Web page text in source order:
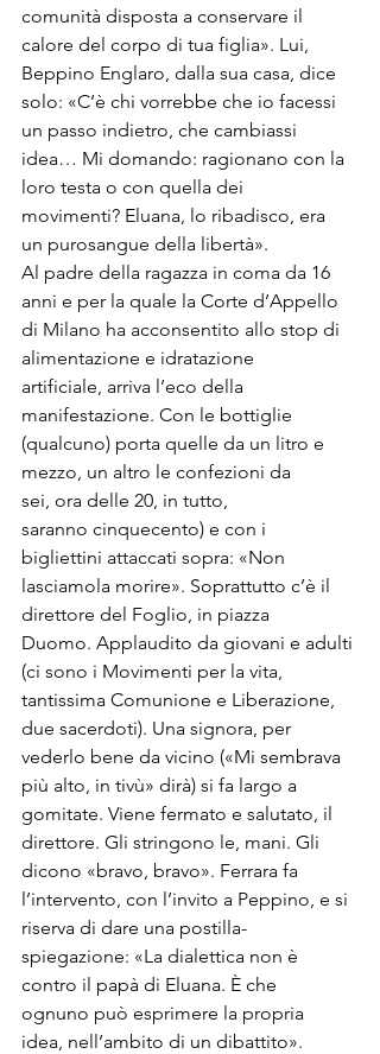
comunità disposta a conservare il
calore del corpo di tua figlia». Lui,
Beppino Englaro, dalla sua casa, dice
solo: «C’è chi vorrebbe che io facessi
un passo indietro, che cambiassi
idea… Mi domando: ragionano con la
loro testa o con quella dei
movimenti? Eluana, lo ribadisco, era
un purosangue della libertà».
Al padre della ragazza in coma da 16
anni e per la quale la Corte d’Appello
di Milano ha acconsentito allo stop di
alimentazione e idratazione
artificiale, arriva l’eco della
manifestazione. Con le bottiglie
(qualcuno) porta quelle da un litro e
mezzo, un altro le confezioni da
sei, ora delle 20, in tutto,
saranno cinquecento) e con i
bigliettini attaccati sopra: «Non
lasciamola morire». Soprattutto c’è il
direttore del Foglio, in piazza
Duomo. Applaudito da giovani e adulti
(ci sono i Movimenti per la vita,
tantissima Comunione e Liberazione,
due sacerdoti). Una signora, per
vederlo bene da vicino («Mi sembrava
più alto, in tivù» dirà) si fa largo a
gomitate. Viene fermato e salutato, il
direttore. Gli stringono le, mani. Gli
dicono «bravo, bravo». Ferrara fa
l’intervento, con l’invito a Peppino, e si
riserva di dare una postilla-
spiegazione: «La dialettica non è
contro il papà di Eluana. È che
ognuno può esprimere la propria
idea, nell’ambito di un dibattito».